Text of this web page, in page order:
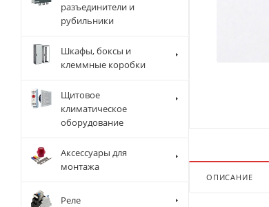
ОПИСАНИЕ
разъединители и
рубильники
Шкафы, боксы и
клеммные коробки
Щитовое
климатическое
оборудование
Аксессуары для
монтажа
Реле